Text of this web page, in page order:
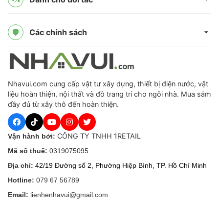
Các chính sách
Nhavui.com cung cấp vật tư xây dựng, thiết bị điện nước, vật
liệu hoàn thiện, nội thất và đồ trang trí cho ngôi nhà. Mua sắm
đầy đủ từ xây thô đến hoàn thiện.
Vận hành bởi: CÔNG TY TNHH 1RETAIL
Mã số thuế: 0319075095
Địa chỉ: 42/19 Đường số 2, Phường Hiệp Bình, TP. Hồ Chí Minh
Hotline: 079 67 56789
Email: lienhenhavui@gmail.com